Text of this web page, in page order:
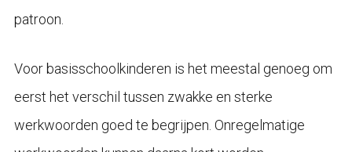
patroon.
Voor basisschoolkinderen is het meestal genoeg om
eerst het verschil tussen zwakke en sterke
werkwoorden goed te begrijpen. Onregelmatige